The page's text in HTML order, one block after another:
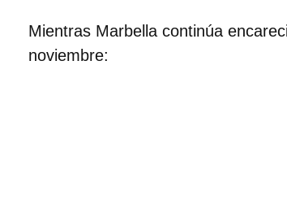
Mientras Marbella continúa
noviembre: